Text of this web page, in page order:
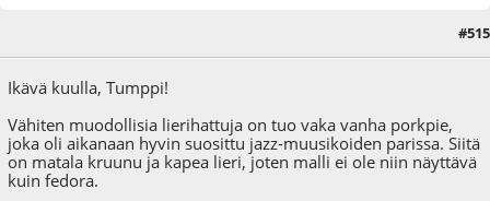
#515
Ikävä kuulla, Tumppi!
Vähiten muodollisia lierihattuja on tuo vaka vanha porkpie,
joka oli aikanaan hyvin suosittu jazz-muusikoiden parissa. Siitä
on matala kruunu ja kapea lieri, joten malli ei ole niin näyttävä
kuin fedora.